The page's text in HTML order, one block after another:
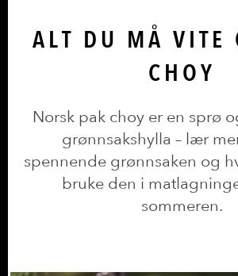
ALT DU MÅ VITE
CHOY
Norsk pak choy er en sprø
grønnsakshylla – lær
spennende grønnsaken og
bruke den i
sommeren.